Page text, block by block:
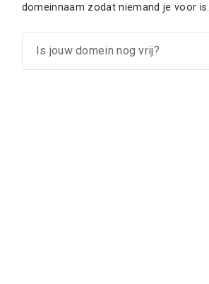
domeinnaam zodat niemand je voor